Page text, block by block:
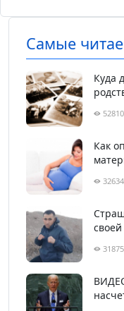
Самые
Куда
Как
своей